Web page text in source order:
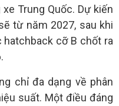
Trung Quốc. Dự kiến
từ năm 2027, sau khi
hatchback cỡ B chốt ra
chỉ đa dạng về phân
suất. Một điều đáng